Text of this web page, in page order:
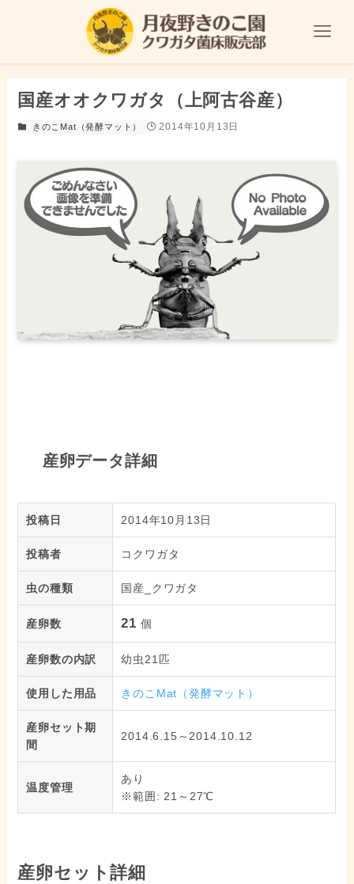
国産オオクワガタ（上阿古谷産）
きのこMat（発酵マット） 2014年10月13日
産卵データ詳細
投稿日 2014年10月13日
投稿者 コクワガタ
虫の種類 国産_クワガタ
産卵数 21 個
産卵数の内訳 幼虫21匹
使用した用品 きのこMat（発酵マット）
産卵セット期
間
2014.6.15～2014.10.12
温度管理
あり
※範囲: 21～27℃
産卵セット詳細